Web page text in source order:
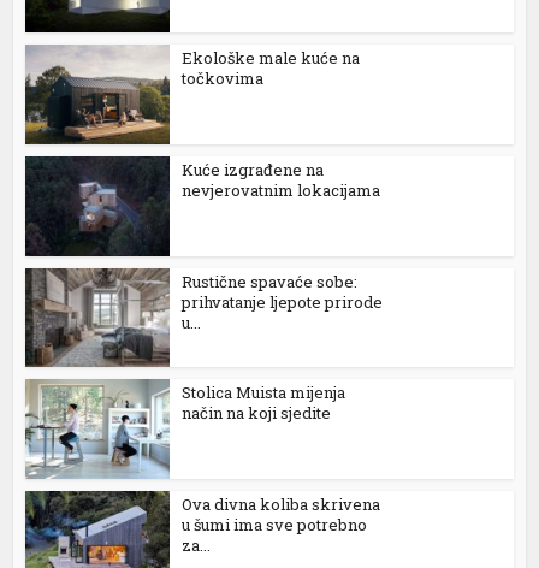
Ekološke male kuće na
točkovima
Kuće izgrađene na
nevjerovatnim lokacijama
Rustične spavaće sobe:
prihvatanje ljepote prirode
u...
Stolica Muista mijenja
način na koji sjedite
Ova divna koliba skrivena
u šumi ima sve potrebno
za...